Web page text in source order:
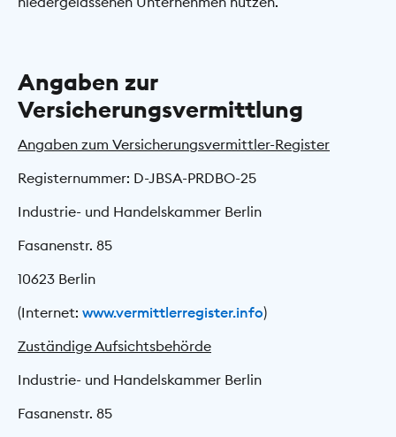
Angaben zur
Versicherungsvermittlung
Angaben zum Versicherungsvermittler-Register
Registernummer: D-JBSA-PRDBO-25
Industrie- und Handelskammer Berlin
Fasanenstr. 85
10623 Berlin
(Internet: www.vermittlerregister.info)
Zuständige Aufsichtsbehörde
Industrie- und Handelskammer Berlin
Fasanenstr. 85